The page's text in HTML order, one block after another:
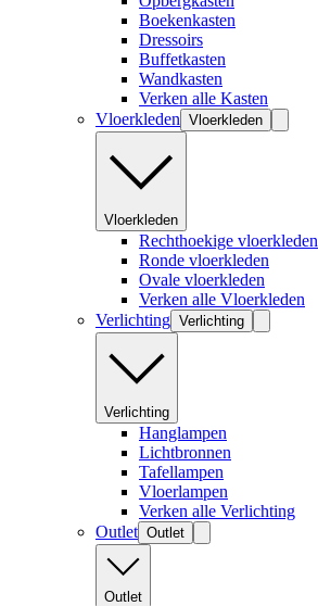
Boekenkasten
Dressoirs
Buffetkasten
Wandkasten
Verken alle Kasten
Vloerkleden Vloerkleden
Vloerkleden
Rechthoekige vloerkleden
Ronde vloerkleden
Ovale vloerkleden
Verken alle Vloerkleden
Verlichting Verlichting
Verlichting
Hanglampen
Lichtbronnen
Tafellampen
Vloerlampen
Verken alle Verlichting
Outlet Outlet
Outlet